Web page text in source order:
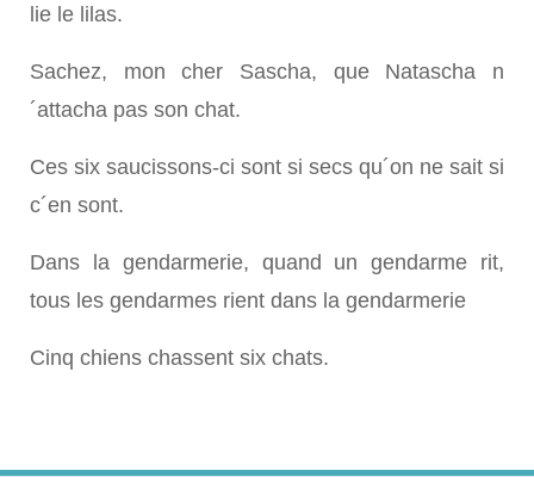
lie le lilas.
Sachez, mon cher Sascha, que Natascha n
´attacha pas son chat.
Ces six saucissons-ci sont si secs qu´on ne sait si
c´en sont.
Dans la gendarmerie, quand un gendarme rit,
tous les gendarmes rient dans la gendarmerie
Cinq chiens chassent six chats.